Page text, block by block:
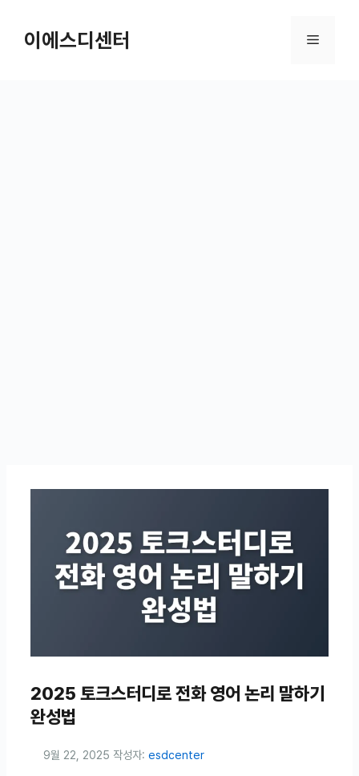
건너뛰기이에스디센터 메뉴
2025 토크스터디로 전화 영어 논리 말하기
완성법
9월 22, 2025 작성자: esdcenter